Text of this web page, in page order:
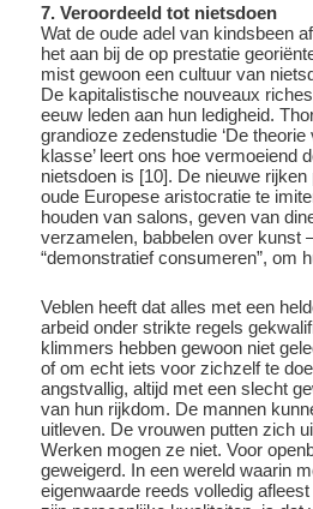
7. Veroordeeld tot nietsdoen
Wat de oude adel van kindsbeen
het aan bij de op prestatie
mist gewoon een cultuur van
De kapitalistische nouveaux
eeuw leden aan hun ledigheid.
grandioze zedenstudie ‘De
klasse’ leert ons hoe vermoeiend
nietsdoen is [10]. De nieuwe
oude Europese aristocratie te
houden van salons, geven van
verzamelen, babbelen over kunst
“demonstratief consumeren”, om
Veblen heeft dat alles met een
arbeid onder strikte regels
klimmers hebben gewoon niet
of om echt iets voor zichzelf te
angstvallig, altijd met een slecht
van hun rijkdom. De mannen
uitleven. De vrouwen putten zich
Werken mogen ze niet. Voor
geweigerd. In een wereld waarin
eigenwaarde reeds volledig